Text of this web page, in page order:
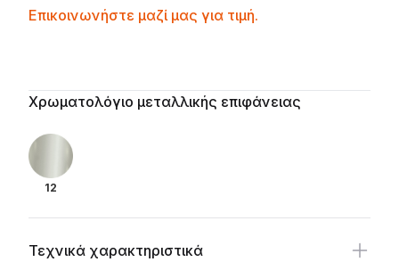
Contactprice
Επικοινωνήστε μαζί μας για τιμή.
Additional details
Χρωματολόγιο μεταλλικής επιφάνειας
12
Τεχνικά χαρακτηριστικά